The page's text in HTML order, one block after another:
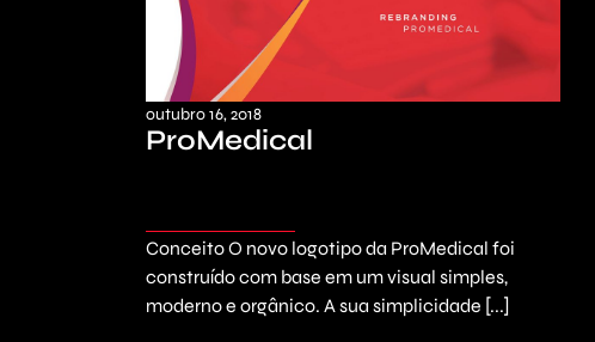
outubro 16, 2018
ProMedical
Conceito O novo logotipo da ProMedical foi
construído com base em um visual simples,
moderno e orgânico. A sua simplicidade [...]